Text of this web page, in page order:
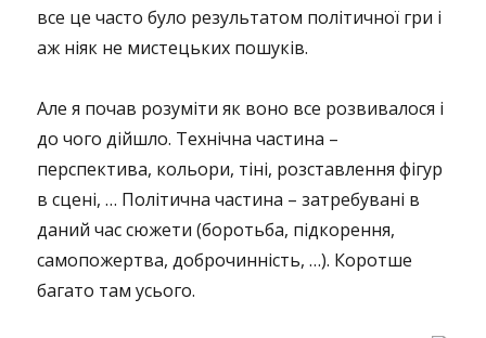
все це часто було результатом політичної гри і
аж ніяк не мистецьких пошуків.
Але я почав розуміти як воно все розвивалося і
до чого дійшло. Технічна частина –
перспектива, кольори, тіні, розставлення фігур
в сцені, … Політична частина – затребувані в
даний час сюжети (боротьба, підкорення,
самопожертва, доброчинність, …). Коротше
багато там усього.